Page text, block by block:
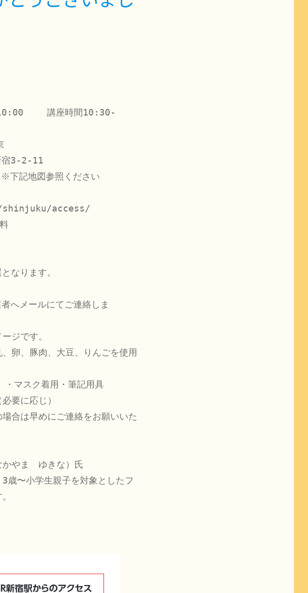
　　 講座時間10:30-
3-2-11
地図参照ください
access/
料
へメールにてご連絡しま
ジです。
、りんごを使用
マスク着用・筆記用具
応じ）
めにご連絡をお願いいた
かやま　ゆきな）氏
小学生親子を対象としたフ